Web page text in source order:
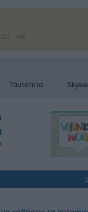
740
Ταυτότητα